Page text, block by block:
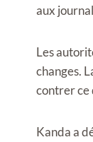
aux
Les
changes.
contrer ce
Kanda a